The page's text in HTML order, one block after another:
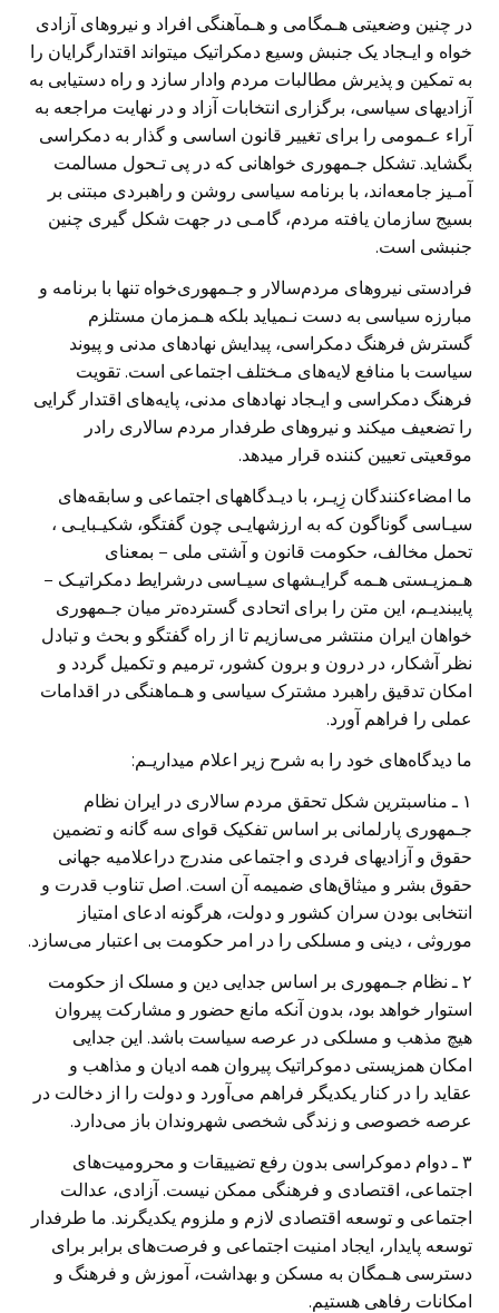
در چنين وضعيتی هـمگامی و هـمآهنگی افراد و نيروهای آزادی
خواه و ايـجاد يک جنبش وسيع دمکراتيک ميتواند اقتدارگرايان را
به تمکين و پذيرش مطالبات مردم وادار سازد و راه دستيابی به
آزاديهای سياسی، برگزاری انتخابات آزاد و در نهايت مراجعه به
آراء عـمومی را برای تغيير قانون اساسی و گذار به دمکراسی
بگشايد. تشکل جـمهوری خواهانی که در پی تـحول مسالمت
آمـيز جامعه‌اند، با برنامه سياسی روشن و راهبردی مبتنی بر
بسيج سازمان يافته مردم، گامـی در جهت شکل گيری چنين
جنبشی است.
فرادستی نيروهای مردم‌سالار و جـمهوری‌خواه تنها با برنامه و
مبارزه سياسی به دست نـميايد بلکه هـمزمان مستلزم
گسترش فرهنگ دمکراسی، پيدايش نهادهای مدنی و پيوند
سياست با منافع لايه‌های مـختلف اجتماعی است. تقويت
فرهنگ دمکراسی و ايـجاد نهادهای مدنی، پايه‌های اقتدار گرايی
را تضعيف ميکند و نيروهای طرفدار مردم سالاری رادر
موقعيتی تعيين کننده قرار ميدهد.
ما امضاءکنندگان زِيـر، با ديـدگاههای اجتماعی و سابقه‌های
سيـاسی گوناگون که به ارزشهايـی چون گفتگو، شکيـبايـی ،
تحمل مخالف، حکومت قانون و آشتی ملی – بمعنای
هـمزيـستی هـمه گرايـشهای سيـاسی درشرايط دمکراتيـک –
پايبنديـم، اين متن را برای اتحادی گسترده‌تر ميان جـمهوری
خواهان ايران منتشر می‌سازيم تا از راه گفتگو و بحث و تبادل
نظر آشکار، در درون و برون کشور، ترميم و تکميل گردد و
امکان تدقيق راهبرد مشترک سياسی و هـماهنگی در اقدامات
عملی را فراهم آورد.
ما ديدگاه‌های خود را به شرح زير اعلام ميداريـم:
١ ـ مناسبترين شکل تحقق مردم سالاری در ايران نظام
جـمهوری پارلمانی بر اساس تفکيک قوای سه گانه و تضمين
حقوق و آزاديهای فردی و اجتماعی مندرج دراعلاميه جهانی
حقوق بشر و ميثاق‌های ضميمه آن است. اصل تناوب قدرت و
انتخابی بودن سران کشور و دولت، هرگونه ادعای امتياز
موروثی ، دينی و مسلکی را در امر حکومت بی اعتبار می‌سازد.
٢ ـ نظام جـمهوری بر اساس جدايی دين و مسلک از حکومت
استوار خواهد بود، بدون آنکه مانع حضور و مشارکت پيروان
هيچ مذهب و مسلکی در عرصه سياست باشد. اين جدايی
امکان همزيستی دموکراتيک پيروان همه اديان و مذاهب و
عقايد را در کنار يکديگر فراهم می‌آورد و دولت را از دخالت در
عرصه خصوصی و زندگی شخصی شهروندان باز می‌دارد.
٣ ـ دوام دموکراسی بدون رفع تضييقات و محروميت‌های
اجتماعی، اقتصادی و فرهنگی ممکن نيست. آزادی، عدالت
اجتماعی و توسعه اقتصادی لازم و ملزوم يکديگرند. ما طرفدار
توسعه پايدار، ايجاد امنيت اجتماعی و فرصت‌های برابر برای
دسترسی هـمگان به مسکن و بهداشت، آموزش و فرهنگ و
امکانات رفاهی هستيم.